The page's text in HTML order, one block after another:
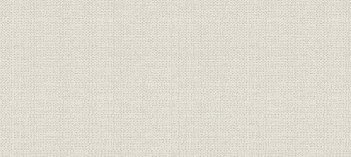
トランジスタ工場・多摩川工場・マイクロエレクトロニクスセンター
半導体システム技術センター歴代所長
組織表
従業員数の推移・生産高の推移
執筆協力、資料提供者一覧